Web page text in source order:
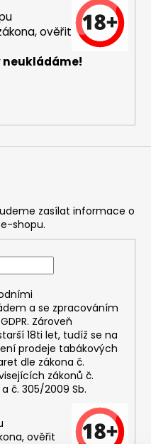
ověřit
neukládáme!
zasílat informace o
shopu.
a se zpracováním
GDPR. Zároveň
starší 18ti let, tudíž se na
prodeje tabákových
dle zákona č.
zákonů č.
č. 305/2009 Sb.
ověřit